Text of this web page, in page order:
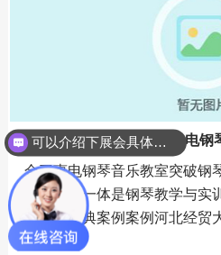
【金三惠优秀案例分享】电钢
金三惠电钢琴音乐教室突破钢
学、练为一体是钢琴教学与
琴教室经典案例案例河北经贸
周县职业技术教育中心案例河
可以介绍下展会具体时间地点么？